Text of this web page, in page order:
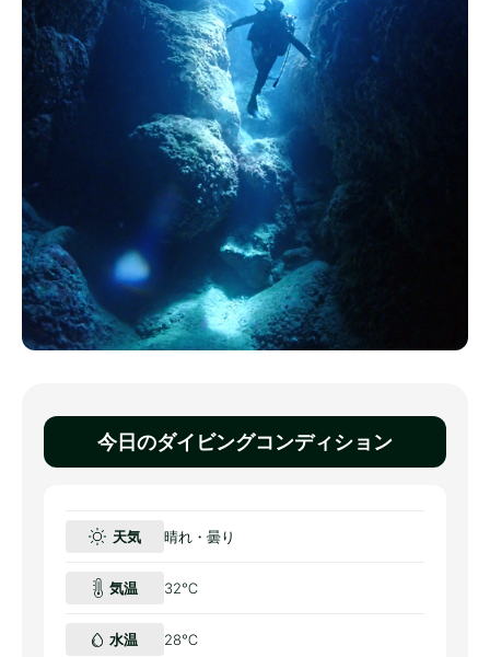
今日のダイビングコンディション
天気 晴れ・曇り
気温 32℃
水温 28℃